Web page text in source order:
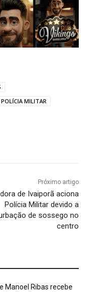
MILITAR
Próximo artigo
de Ivaiporã aciona
Polícia Militar devido a
de sossego no
centro
Manoel Ribas recebe